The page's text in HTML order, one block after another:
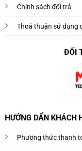
Chính sách đổi trả
Thoả thuận sử dụng
ĐỐI
HƯỚNG DẨN KHÁCH
Phương thức thanh